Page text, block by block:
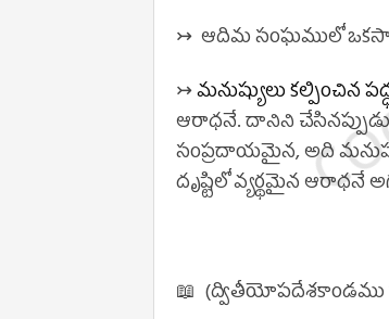
↣ ఆదిమ సంఘములో
↣మనుష్యులు కల్పించిన
ఆరాధనే. దానిని
సంప్రదాయమైన, అది
దృష్టిలోవ్యర్థమైన ఆరాధనే
📖 (ద్వితీయోపదేశకాండము